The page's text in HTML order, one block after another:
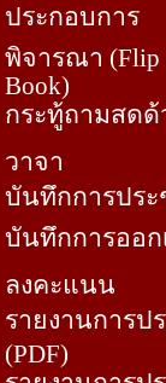
ประกอบการ
พิจารณา (Flip
Book)
กระทู้ถามสดด้
วาจา
บันทึกการปร
บันทึกการออก
ลงคะแนน
รายงานการป
(PDF)